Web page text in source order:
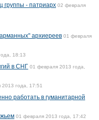
группы - патриарх 02 февраля
архиереев 01 февраля
18:13
в СНГ 01 февраля 2013 года,
года, 17:51
работать в гуманитарной
01 февраля 2013 года, 17:42